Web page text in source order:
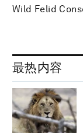
Wild Felid
最热内容